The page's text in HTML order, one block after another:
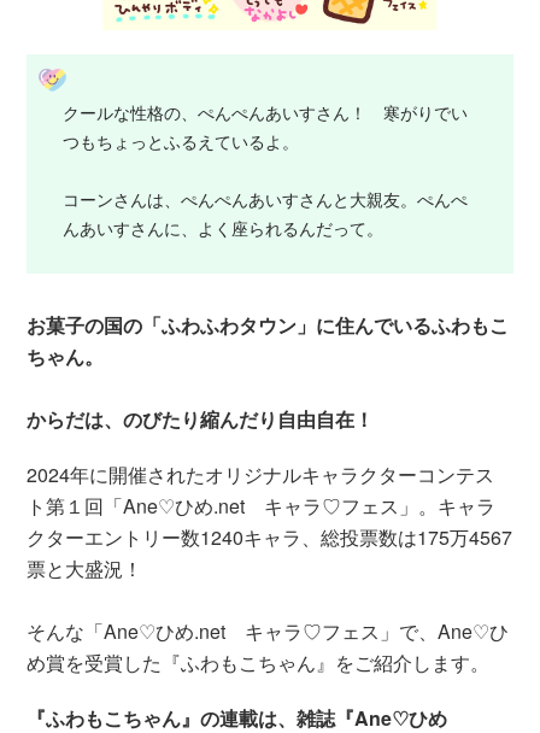
クールな性格の、ぺんぺんあいすさん！ 寒がりでい
つもちょっとふるえているよ。
コーンさんは、ぺんぺんあいすさんと大親友。ぺんぺ
んあいすさんに、よく座られるんだって。
お菓子の国の「ふわふわタウン」に住んでいるふわもこ
ちゃん。
からだは、のびたり縮んだり自由自在！
2024年に開催されたオリジナルキャラクターコンテス
ト第１回「Ane♡ひめ.net キャラ♡フェス」。キャラ
クターエントリー数1240キャラ、総投票数は175万4567
票と大盛況！
そんな「Ane♡ひめ.net キャラ♡フェス」で、Ane♡ひ
め賞を受賞した『ふわもこちゃん』をご紹介します。
『ふわもこちゃん』の連載は、雑誌『Ane♡ひめ